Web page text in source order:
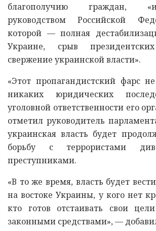
благополучию граждан,
руководством Российской
которой — полная
Украине, срыв
свержение украинской власти».
«Этот пропагандистский фарс
никаких юридических
уголовной ответственности его
отметил руководитель
украинская власть будет
борьбу с террористами
преступниками.
«В то же время, власть будет
на востоке Украины, у кого нет
кто готов отстаивать свои
законными средствами», —